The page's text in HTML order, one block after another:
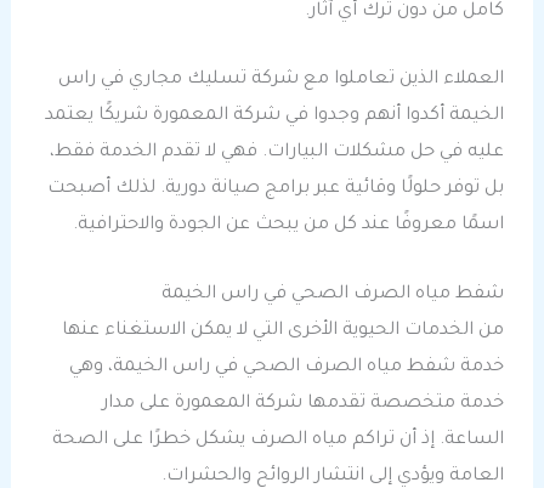
كامل من دون ترك أي آثار.
العملاء الذين تعاملوا مع شركة تسليك مجاري في راس
الخيمة أكدوا أنهم وجدوا في شركة المعمورة شريكًا يعتمد
عليه في حل مشكلات البيارات. فهي لا تقدم الخدمة فقط،
بل توفر حلولًا وقائية عبر برامج صيانة دورية. لذلك أصبحت
اسمًا معروفًا عند كل من يبحث عن الجودة والاحترافية.
شفط مياه الصرف الصحي في راس الخيمة
من الخدمات الحيوية الأخرى التي لا يمكن الاستغناء عنها
خدمة شفط مياه الصرف الصحي في راس الخيمة، وهي
خدمة متخصصة تقدمها شركة المعمورة على مدار
الساعة. إذ أن تراكم مياه الصرف يشكل خطرًا على الصحة
العامة ويؤدي إلى انتشار الروائح والحشرات.